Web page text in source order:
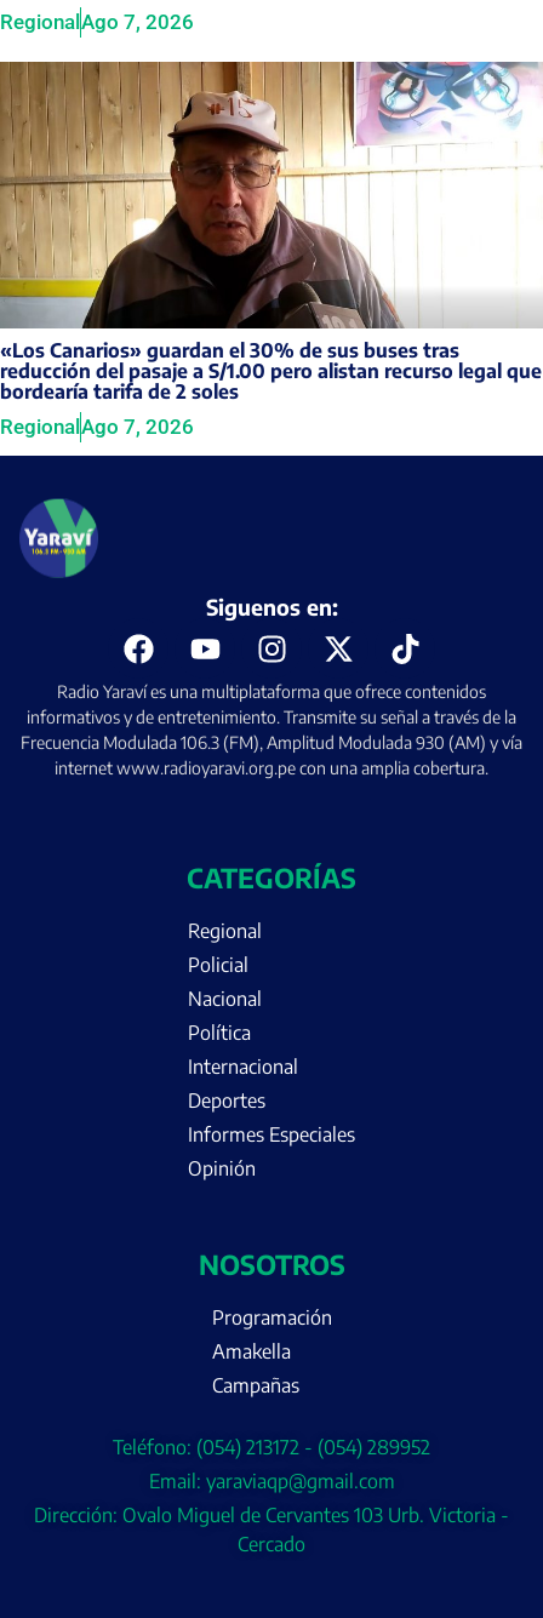
RegionalAgo 7, 2026
«Los Canarios» guardan el 30% de sus buses tras
reducción del pasaje a S/1.00 pero alistan recurso legal que
bordearía tarifa de 2 soles
Regional Ago 7, 2026
Radio Yaraví es una multiplataforma que ofrece contenidos
informativos y de entretenimiento. Transmite su señal a través de la
Frecuencia Modulada 106.3 (FM), Amplitud Modulada 930 (AM) y vía
internet www.radioyaravi.org.pe con una amplia cobertura.
Siguenos en:
CATEGORÍAS
Regional
Policial
Nacional
Política
Internacional
Deportes
Informes Especiales
Opinión
NOSOTROS
Programación
Amakella
Campañas
Teléfono: (054) 213172 - (054) 289952
Email: yaraviaqp@gmail.com
Dirección: Ovalo Miguel de Cervantes 103 Urb. Victoria -
Cercado